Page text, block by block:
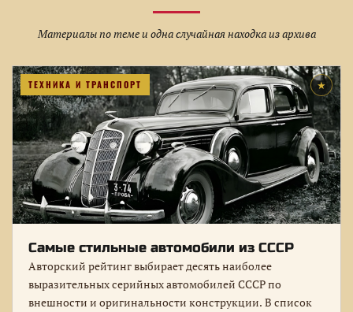
Материалы по теме и одна случайная находка из архива
ТЕХНИКА И ТРАНСПОРТ ★
Самые стильные автомобили из СССР
Авторский рейтинг выбирает десять наиболее
выразительных серийных автомобилей СССР по
внешности и оригинальности конструкции. В список